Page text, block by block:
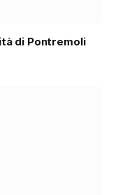
di Pontremoli